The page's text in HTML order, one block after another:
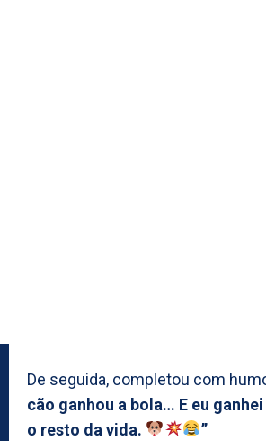
De seguida, completou com
cão ganhou a bola… E eu
o resto da vida.
”